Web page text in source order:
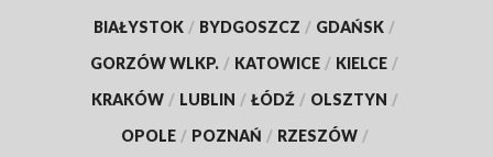
BIAŁYSTOK / BYDGOSZCZ / GDAŃSK /
GORZÓW WLKP. / KATOWICE / KIELCE /
KRAKÓW / LUBLIN / ŁÓDŹ / OLSZTYN /
OPOLE / POZNAŃ / RZESZÓW /